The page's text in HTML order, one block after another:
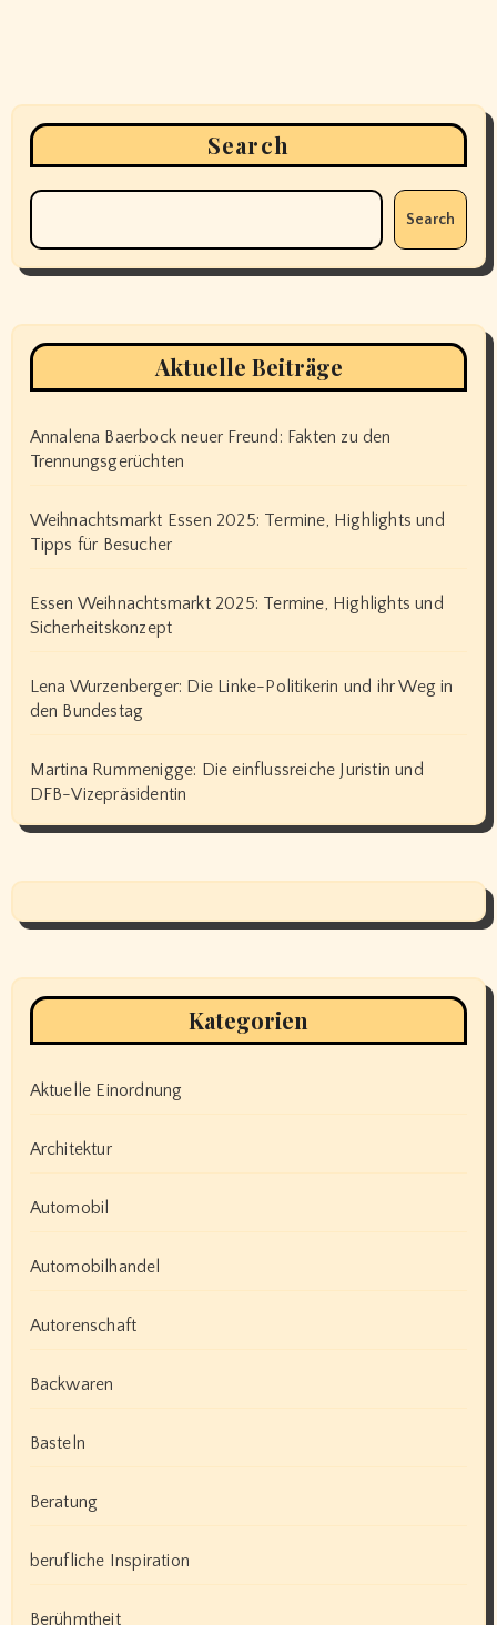
Search
Search
Aktuelle Beiträge
Annalena Baerbock neuer Freund: Fakten zu den
Trennungsgerüchten
Weihnachtsmarkt Essen 2025: Termine, Highlights und
Tipps für Besucher
Essen Weihnachtsmarkt 2025: Termine, Highlights und
Sicherheitskonzept
Lena Wurzenberger: Die Linke-Politikerin und ihr Weg in
den Bundestag
Martina Rummenigge: Die einflussreiche Juristin und
DFB-Vizepräsidentin
Kategorien
Aktuelle Einordnung
Architektur
Automobil
Automobilhandel
Autorenschaft
Backwaren
Basteln
Beratung
berufliche Inspiration
Berühmtheit